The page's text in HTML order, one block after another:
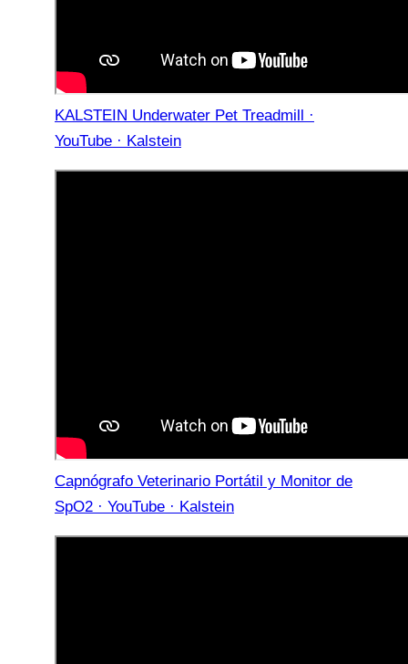
KALSTEIN Underwater Pet Treadmill ·
YouTube · Kalstein
Capnógrafo Veterinario Portátil y Monitor de
SpO2 · YouTube · Kalstein